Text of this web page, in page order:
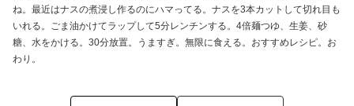
ね。最近はナスの煮浸し作るのにハマってる。ナスを3本カットして切れ目も
いれる。ごま油かけてラップして5分レンチンする。4倍麺つゆ、生姜、砂
糖、水をかける。30分放置。うますぎ。無限に食える。おすすめレシピ。お
わり。